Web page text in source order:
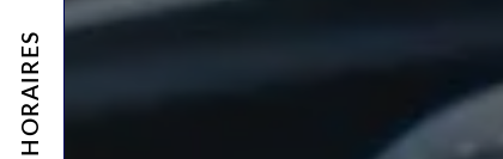
HORAIRES